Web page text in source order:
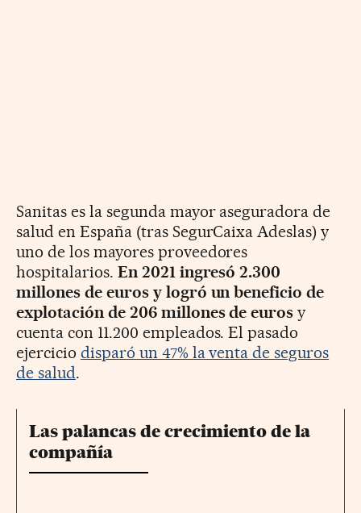
Sanitas es la segunda mayor aseguradora de
salud en España (tras SegurCaixa Adeslas) y
uno de los mayores proveedores
hospitalarios. En 2021 ingresó 2.300
millones de euros y logró un beneficio de
explotación de 206 millones de euros y
cuenta con 11.200 empleados. El pasado
ejercicio disparó un 47% la venta de seguros
de salud.
Las palancas de crecimiento de la
compañía